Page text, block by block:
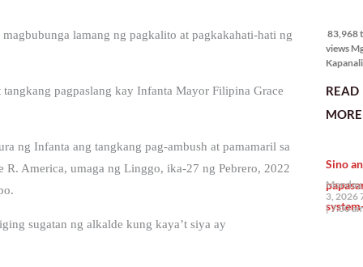
lamang ng pagkalito at pagkakahati-hati ng
pagpaslang kay Infanta Mayor Filipina Grace
ng Infanta ang tangkang pag-ambush at pamamaril sa
America, umaga ng Linggo, ika-27 ng Pebrero, 2022
sugatan ng alkalde kung kaya’t siya ay
83,968
views
Japanese
the
bahay
READ
MORE
Sino
3, 2026
7:00